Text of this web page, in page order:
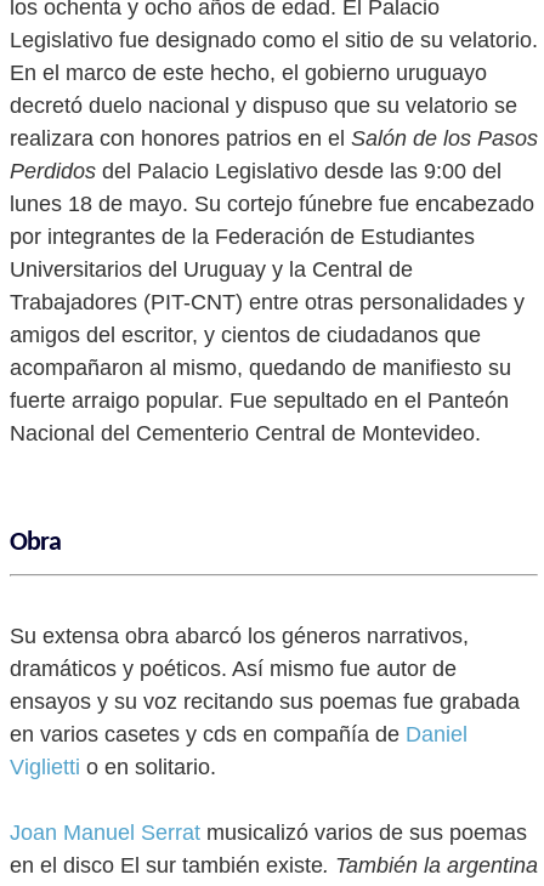
los ochenta y ocho años de edad. El Palacio
Legislativo fue designado como el sitio de su velatorio.
En el marco de este hecho, el gobierno uruguayo
decretó duelo nacional y dispuso que su velatorio se
realizara con honores patrios en el Salón de los Pasos
Perdidos del Palacio Legislativo desde las 9:00 del
lunes 18 de mayo. Su cortejo fúnebre fue encabezado
por integrantes de la Federación de Estudiantes
Universitarios del Uruguay y la Central de
Trabajadores (PIT-CNT) entre otras personalidades y
amigos del escritor, y cientos de ciudadanos que
acompañaron al mismo, quedando de manifiesto su
fuerte arraigo popular. Fue sepultado en el Panteón
Nacional del Cementerio Central de Montevideo.
Obra
Su extensa obra abarcó los géneros narrativos,
dramáticos y poéticos. Así mismo fue autor de
ensayos y su voz recitando sus poemas fue grabada
en varios casetes y cds en compañía de Daniel
Viglietti o en solitario.
Joan Manuel Serrat musicalizó varios de sus poemas
en el disco El sur también existe. También la argentina